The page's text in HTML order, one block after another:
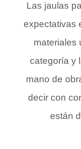
Las jaulas
expectativas
materiales
categoría y
mano de
decir con
están